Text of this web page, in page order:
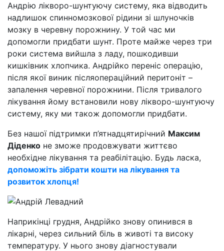
Андрію лікворо-шунтуючу систему, яка відводить
надлишок спинномозкової рідини зі шлуночків
мозку в черевну порожнину. У той час ми
допомогли придбати шунт. Проте майже через три
роки система вийшла з ладу, пошкодивши
кишківник хлопчика. Андрійко переніс операцію,
після якої виник післяопераційний перитоніт –
запалення черевної порожнини. Після тривалого
лікування йому встановили нову лікворо-шунтуючу
систему, яку ми також допомогли придбати.
Без нашої підтримки п’ятнадцятирічний Максим
Діденко не зможе продовжувати життєво
необхідне лікування та реабілітацію. Будь ласка,
допоможіть зібрати кошти на лікування та
розвиток хлопця!
Наприкінці грудня, Андрійко знову опинився в
лікарні, через сильний біль в животі та високу
температуру. У нього знову діагностували